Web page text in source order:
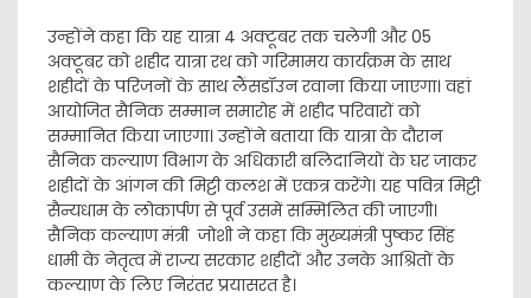
उन्होंने कहा कि यह यात्रा 4 अक्टूबर तक चलेगी और 05
अक्टूबर को शहीद यात्रा रथ को गरिमामय कार्यक्रम के साथ
शहीदों के परिजनों के साथ लैंसडॉउन रवाना किया जाएगा। वहां
आयोजित सैनिक सम्मान समारोह में शहीद परिवारों को
सम्मानित किया जाएगा। उन्होंने बताया कि यात्रा के दौरान
सैनिक कल्याण विभाग के अधिकारी बलिदानियों के घर जाकर
शहीदों के आंगन की मिट्टी कलश में एकत्र करेंगे। यह पवित्र मिट्टी
सैन्यधाम के लोकार्पण से पूर्व उसमें सम्मिलित की जाएगी।
सैनिक कल्याण मंत्री जोशी ने कहा कि मुख्यमंत्री पुष्कर सिंह
धामी के नेतृत्व में राज्य सरकार शहीदों और उनके आश्रितों के
कल्याण के लिए निरंतर प्रयासरत है।